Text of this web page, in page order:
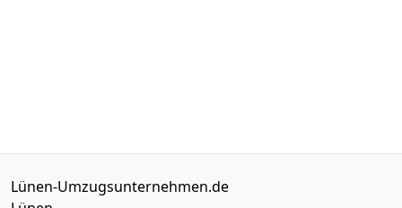
Lünen-Umzugsunternehmen.de